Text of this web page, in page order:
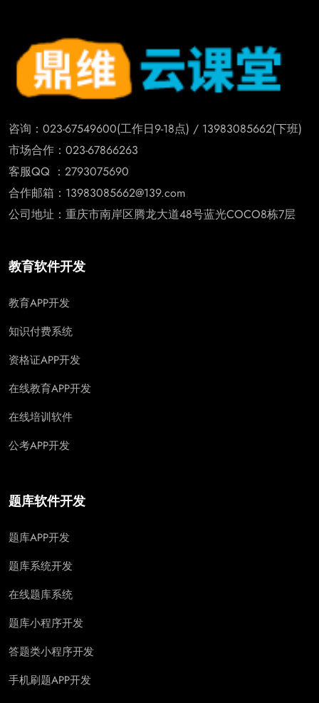
咨询：023-67549600(工作日9-18点) / 13983085662(下班)
市场合作：023-67866263
客服QQ ：2793075690
合作邮箱：13983085662@139.com
公司地址：重庆市南岸区腾龙大道48号蓝光COCO8栋7层
教育软件开发
教育APP开发
知识付费系统
资格证APP开发
在线教育APP开发
在线培训软件
公考APP开发
题库软件开发
题库APP开发
题库系统开发
在线题库系统
题库小程序开发
答题类小程序开发
手机刷题APP开发